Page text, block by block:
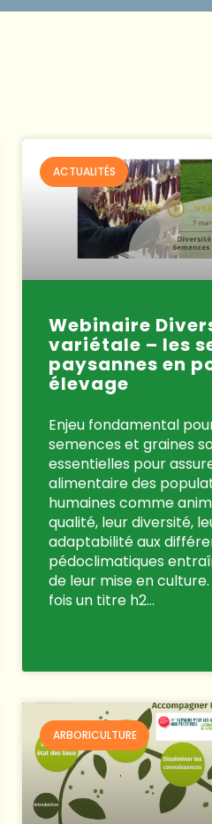
ACTUALITÉS
Webinaire
variétale – les
paysannes en
élevage
Enjeu fondamental
semences et graines
essentielles pour
alimentaire des
humaines comme
qualité, leur diversité,
adaptabilité aux
pédoclimatiques
de leur mise en
fois un titre h2…
ARBORICULTURE